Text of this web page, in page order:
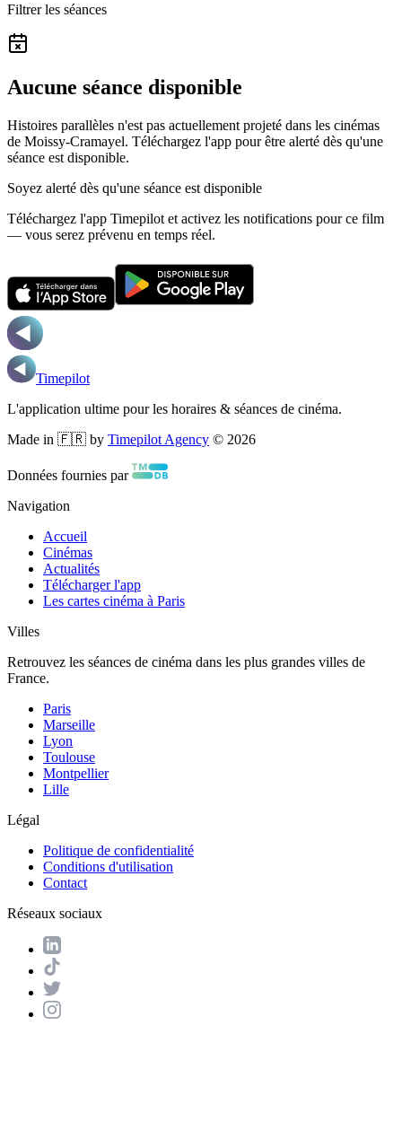
Filtrer les séances
Aucune séance disponible
Histoires parallèles n'est pas actuellement projeté dans les cinémas
de Moissy-Cramayel. Téléchargez l'app pour être alerté dès qu'une
séance est disponible.
Soyez alerté dès qu'une séance est disponible
Téléchargez l'app Timepilot et activez les notifications pour ce film
— vous serez prévenu en temps réel.
Timepilot
L'application ultime pour les horaires & séances de cinéma.
Made in 🇫🇷 by Timepilot Agency © 2026
Données fournies par
Navigation
Accueil
Cinémas
Actualités
Télécharger l'app
Les cartes cinéma à Paris
Villes
Retrouvez les séances de cinéma dans les plus grandes villes de
France.
Paris
Marseille
Lyon
Toulouse
Montpellier
Lille
Légal
Politique de confidentialité
Conditions d'utilisation
Contact
Réseaux sociaux